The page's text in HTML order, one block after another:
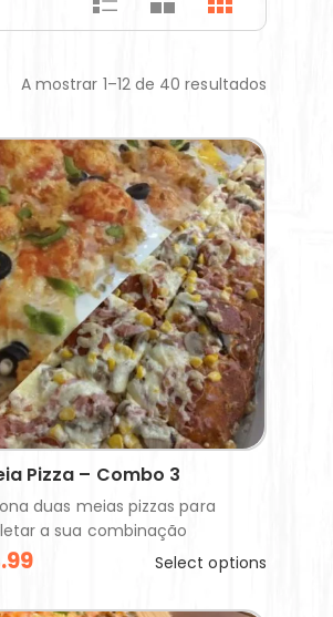
A mostrar 1–12 de 40 resultados
Pizza – Combo 3
duas meias pizzas para
a sua combinação
Select options